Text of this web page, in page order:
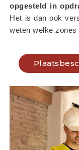
opgesteld in
Het is dan ook
weten welke